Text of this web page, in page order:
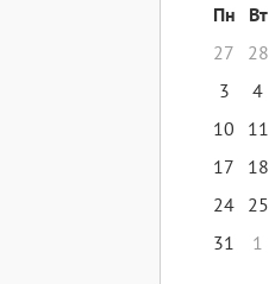
Пн
Вт
27
28
3
4
10
11
17
18
24 25
31
1